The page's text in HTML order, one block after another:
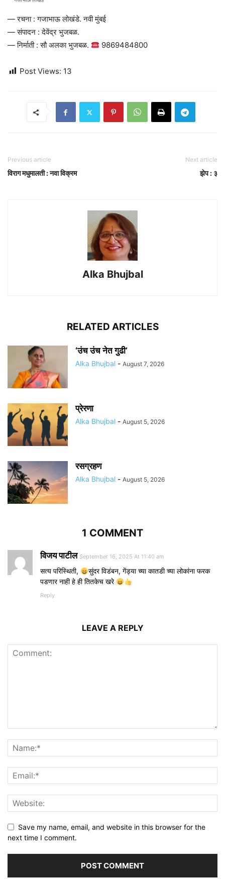
— रचना : गजाभाऊ लोखंडे. नवी मुंबई
— संपादन : देवेंद्र भुजबळ.
— निर्माती : सौ अलका भुजबळ.
9869484800
Post Views: 13
Previous article
विराग मधुमालती : नवा विक्रम
Next article
झेप : ३
Alka Bhujbal
RELATED ARTICLES
‘उंच उंच नेत गुढी’
Alka Bhujbal - August 7, 2026
प्रेरणा
Alka Bhujbal - August 5, 2026
रसग्रहण
Alka Bhujbal - August 5, 2026
1 COMMENT
विजय पाटील September 16, 2025 At 11:40 am
सत्य परिस्थिती,
सुंदर विडंबन, गेंड्या च्या कातडी च्या लोकांना फरक
पडणार नाही हे ही तितकेच खरे
Reply
LEAVE A REPLY
Save my name, email, and website in this browser for the
next time I comment.